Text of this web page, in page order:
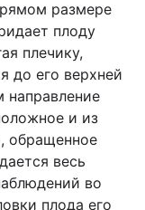
размере
плоду
плечику,
до его верхней
направление
и из
обращенное
весь
во
плода его